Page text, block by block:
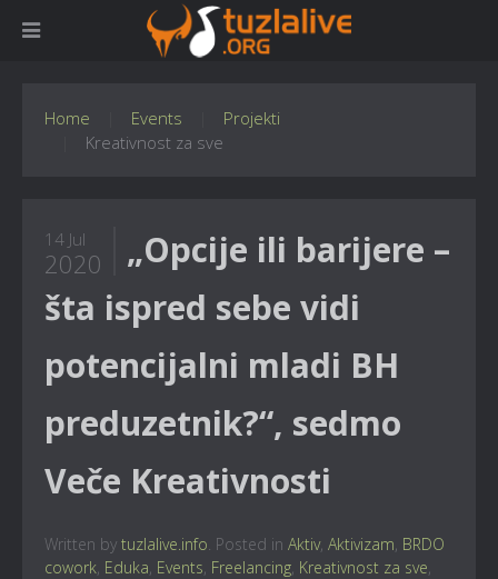
Home Events
Projekti
Kreativnost za sve
14 Jul
2020
„Opcije ili barijere –
šta ispred sebe vidi
potencijalni mladi BH
preduzetnik?“, sedmo
Veče Kreativnosti
Written by tuzlalive.info. Posted in Aktiv, Aktivizam, BRDO
cowork, Eduka, Events, Freelancing, Kreativnost za sve,